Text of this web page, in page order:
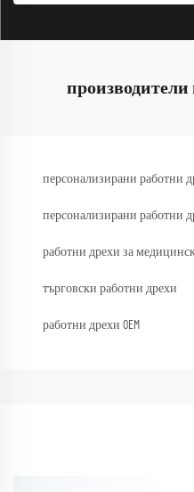
производители
персонализирани работни
персонализирани работни
работни дрехи за
търговски работни дрехи
работни дрехи OEM